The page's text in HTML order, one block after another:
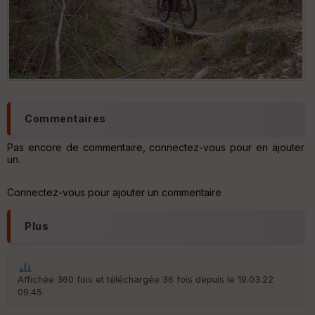
Commentaires
Pas encore de commentaire, connectez-vous pour en ajouter
un.
Connectez-vous pour ajouter un commentaire
Plus
Affichée 360 fois et téléchargée 36 fois depuis le 19.03.22
09:45